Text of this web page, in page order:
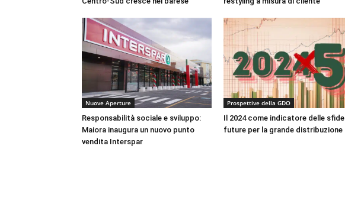
Nuove Aperture
Responsabilità sociale e sviluppo:
Maiora inaugura un nuovo punto
vendita Interspar
Prospettive della GDO
Il 2024 come indicatore delle sfide
future per la grande distribuzione